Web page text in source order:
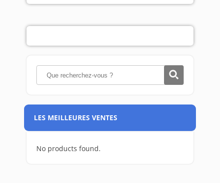
LES MEILLEURES VENTES
No products found.